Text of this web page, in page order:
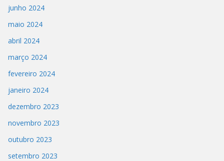
junho 2024
maio 2024
abril 2024
março 2024
fevereiro 2024
janeiro 2024
dezembro 2023
novembro 2023
outubro 2023
setembro 2023